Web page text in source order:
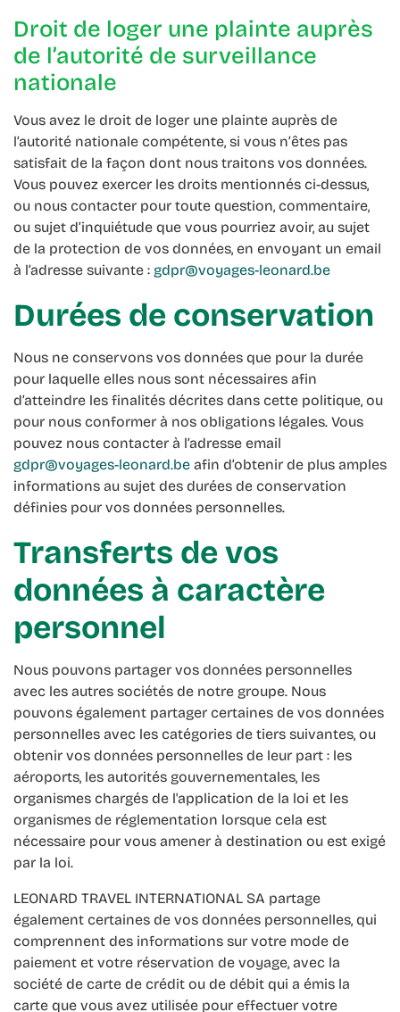
Droit de loger une plainte auprès
de l’autorité de surveillance
nationale
Vous avez le droit de loger une plainte auprès de
l’autorité nationale compétente, si vous n’êtes pas
satisfait de la façon dont nous traitons vos données.
Vous pouvez exercer les droits mentionnés ci-dessus,
ou nous contacter pour toute question, commentaire,
ou sujet d’inquiétude que vous pourriez avoir, au sujet
de la protection de vos données, en envoyant un email
à l’adresse suivante : gdpr@voyages-leonard.be
Durées de conservation
Nous ne conservons vos données que pour la durée
pour laquelle elles nous sont nécessaires afin
d’atteindre les finalités décrites dans cette politique, ou
pour nous conformer à nos obligations légales. Vous
pouvez nous contacter à l’adresse email
gdpr@voyages-leonard.beafin d’obtenir de plus amples
informations au sujet des durées de conservation
définies pour vos données personnelles.
Transferts de vos
données à caractère
personnel
Nous pouvons partager vos données personnelles
avec les autres sociétés de notre groupe. Nous
pouvons également partager certaines de vos données
personnelles avec les catégories de tiers suivantes, ou
obtenir vos données personnelles de leur part : les
aéroports, les autorités gouvernementales, les
organismes chargés de l'application de la loi et les
organismes de réglementation lorsque cela est
nécessaire pour vous amener à destination ou est exigé
par la loi.
LEONARD TRAVEL INTERNATIONAL SA partage
également certaines de vos données personnelles, qui
comprennent des informations sur votre mode de
paiement et votre réservation de voyage, avec la
société de carte de crédit ou de débit qui a émis la
carte que vous avez utilisée pour effectuer votre